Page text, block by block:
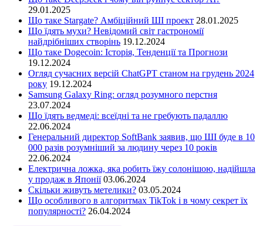
29.01.2025
Що таке Stargate? Амбіційний ШІ проект 28.01.2025
Що їдять мухи? Невідомий світ гастрономії
найдрібніших створінь 19.12.2024
Що таке Dogecoin: Історія, Тенденції та Прогнози
19.12.2024
Огляд сучасних версій ChatGPT станом на грудень 2024
року 19.12.2024
Samsung Galaxy Ring: огляд розумного перстня
23.07.2024
Що їдять ведмеді: всеїдні та не гребують падаллю
22.06.2024
Генеральний директор SoftBank заявив, що ШІ буде в 10
000 разів розумніший за людину через 10 років
22.06.2024
Електрична ложка, яка робить їжу солонішою, надійшла
у продаж в Японії 03.06.2024
Скільки живуть метелики? 03.05.2024
Що особливого в алгоритмах TikTok і в чому секрет їх
популярності? 26.04.2024